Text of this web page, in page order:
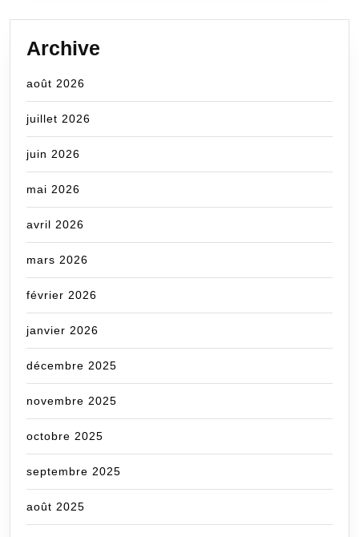
Archive
août 2026
juillet 2026
juin 2026
mai 2026
avril 2026
mars 2026
février 2026
janvier 2026
décembre 2025
novembre 2025
octobre 2025
septembre 2025
août 2025